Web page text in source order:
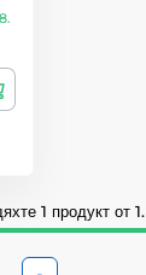
1 продукт от 1.